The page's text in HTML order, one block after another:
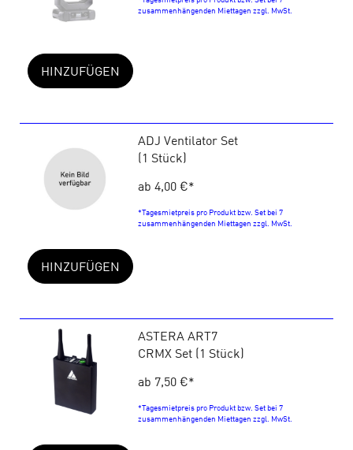
zusammenhängenden Miettagen zzgl. MwSt.
HINZUFÜGEN
ADJ Ventilator Set
(1 Stück)
ab 4,00 €*
*Tagesmietpreis pro Produkt bzw. Set bei 7
zusammenhängenden Miettagen zzgl. MwSt.
HINZUFÜGEN
ASTERA ART7
CRMX Set (1 Stück)
ab 7,50 €*
*Tagesmietpreis pro Produkt bzw. Set bei 7
zusammenhängenden Miettagen zzgl. MwSt.